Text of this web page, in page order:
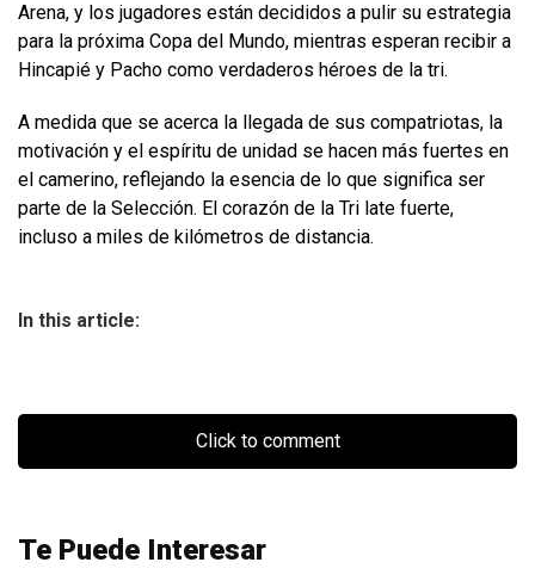
Arena, y los jugadores están decididos a pulir su estrategia
para la próxima Copa del Mundo, mientras esperan recibir a
Hincapié y Pacho como verdaderos héroes de la tri.
A medida que se acerca la llegada de sus compatriotas, la
motivación y el espíritu de unidad se hacen más fuertes en
el camerino, reflejando la esencia de lo que significa ser
parte de la Selección. El corazón de la Tri late fuerte,
incluso a miles de kilómetros de distancia.
In this article:
Click to comment
Te Puede Interesar